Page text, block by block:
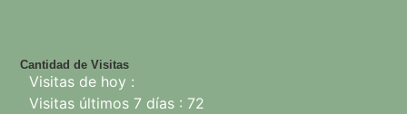
Cantidad de Visitas
Visitas de hoy :
Visitas últimos 7 días : 72